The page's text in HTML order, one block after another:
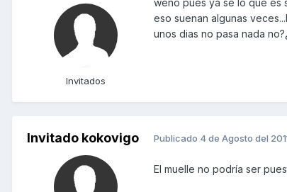
Invitados
eso suenan algunas
unos dias no pasa nada
Invitado kokovigo Publicado 4 de Agosto del
El muelle no podría ser